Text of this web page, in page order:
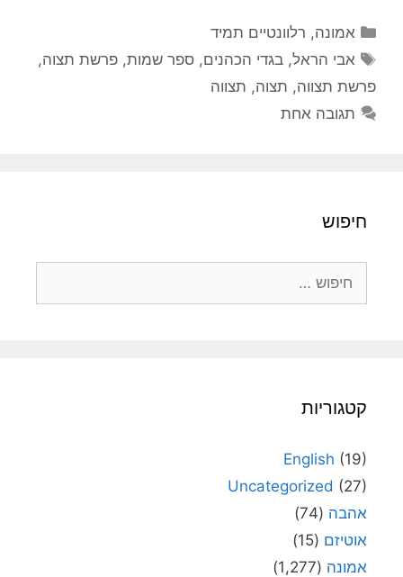
קטגוריות
אמונה, רלוונטיים תמיד
תגיות
אבי הראל,בגדי הכהנים,ספר שמות,פרשת תצוה,
פרשת תצווה, תצוה, תצווה
תגובה אחת
חיפוש
קטגוריות
English (19)
Uncategorized (27)
אהבה (74)
אוטיזם (15)
אמונה (1,277)